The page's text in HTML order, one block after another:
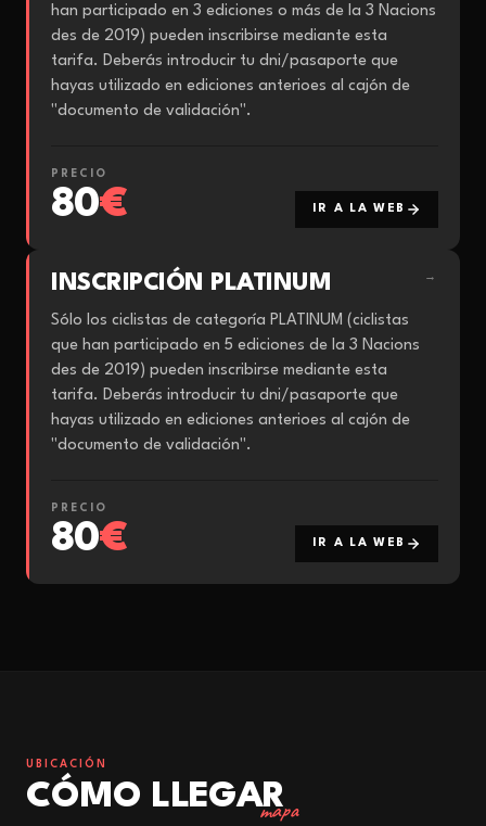
han participado en 3 ediciones o más de la 3 Nacions
des de 2019) pueden inscribirse mediante esta
tarifa. Deberás introducir tu dni/pasaporte que
hayas utilizado en ediciones anterioes al cajón de
"documento de validación".
PRECIO
80€ IR A LA WEB
INSCRIPCIÓN PLATINUM →
Sólo los ciclistas de categoría PLATINUM (ciclistas
que han participado en 5 ediciones de la 3 Nacions
des de 2019) pueden inscribirse mediante esta
tarifa. Deberás introducir tu dni/pasaporte que
hayas utilizado en ediciones anterioes al cajón de
"documento de validación".
PRECIO
80€ IR A LA WEB
UBICACIÓN
CÓMO LLEGAR
mapa